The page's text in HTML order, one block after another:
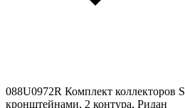
088U0972R Комплект коллекторов
кронштейнами, 2 контура, Ридан